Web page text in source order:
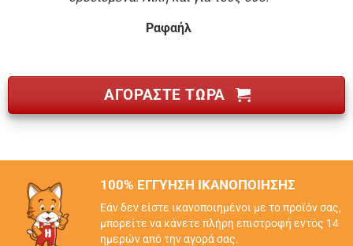
Ραφαήλ
ΑΓΟΡΑΣΤΕ ΤΩΡΑ
100% ΕΓΓΥΗΣΗ ΙΚΑΝΟΠΟΙΗΣΗΣ
Εάν δεν είστε ικανοποιημένοι με το προϊόν σας,
μπορείτε να κάνετε πλήρη επιστροφή εντός 14
ημερών από την αγορά σας.